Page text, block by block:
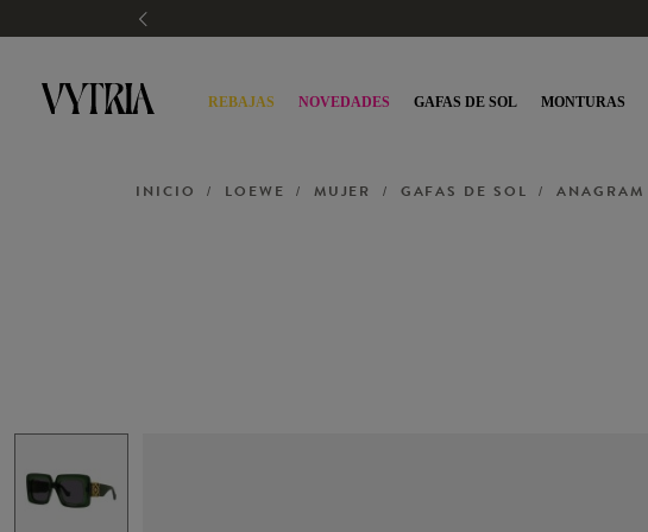
REBAJAS NOVEDADES GAFAS DE SOL MONTURAS
INICIO / LOEWE / MUJER / GAFAS DE SOL / ANAGRAM